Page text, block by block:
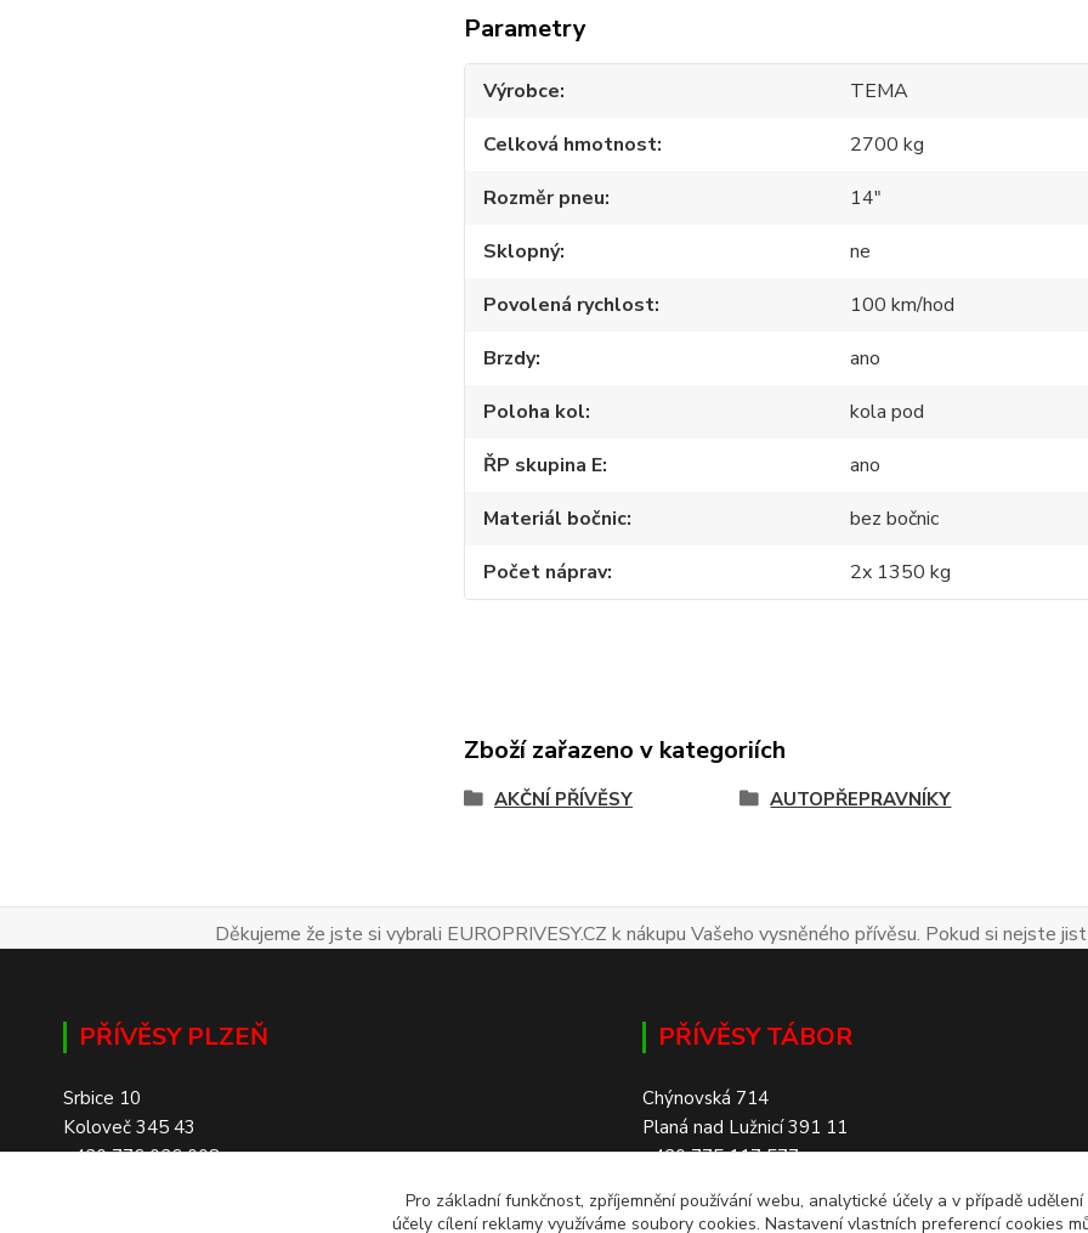
Parametry
Výrobce
TEMA
Celková hmotnost
2700 kg
Rozměr pneu
14"
Sklopný
ne
Povolená rychlost
100 km/hod
Brzdy
ano
Poloha kol
kola pod
ŘP skupina E
ano
Materiál bočnic
bez bočnic
Počet náprav
2x 1350 kg
Zboží zařazeno v kategoriích
AKČNÍ PŘÍVĚSY AUTOPŘEPRAVNÍKY
Děkujeme že jste si vybrali EUROPRIVESY.CZ k nákupu Vašeho vysněného přívěsu. Pokud si nejste
PŘÍVĚSY PLZEŇ
Srbice 10
Koloveč 345 43
+420 776 026 008
PŘÍVĚSY TÁBOR
Chýnovská 714
Planá nad Lužnicí 391 11
+420 775 117 577
SKLADEM 200+ PŘÍVĚSŮ
Pro základní funkčnost, zpříjemnění používání webu, analytické účely a v případě
účely cílení reklamy využíváme soubory cookies. Nastavení vlastních preferencí cookies